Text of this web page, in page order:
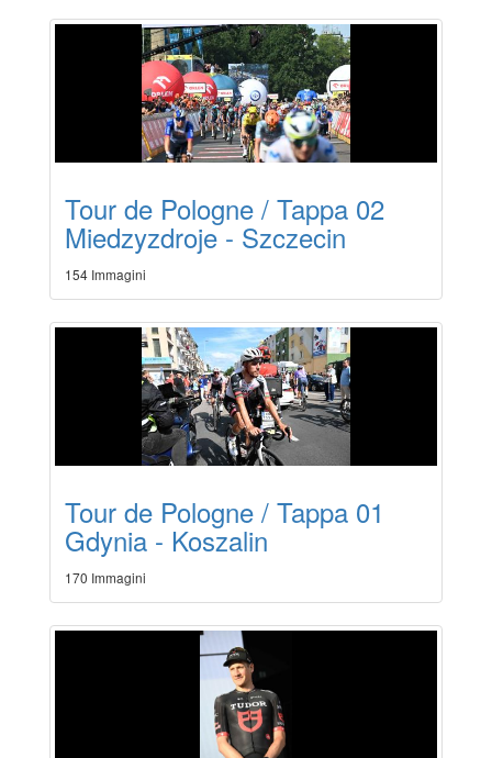
Tour de Pologne / Tappa 02
Miedzyzdroje - Szczecin
154 Immagini
Tour de Pologne / Tappa 01
Gdynia - Koszalin
170 Immagini